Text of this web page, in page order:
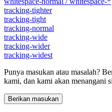
tracking-tighter
tracking-tight
tracking-normal
tracking-wide
tracking-wider
tracking-widest
Punya masukan atau masalah?
kami, dan kami akan menangani
Berikan masukan